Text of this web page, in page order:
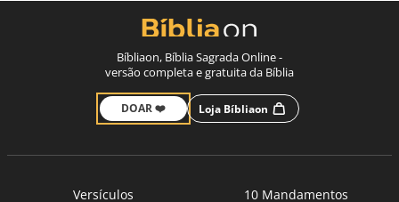
Bíbliaon, Bíblia Sagrada Online -
versão completa e gratuita da Bíblia
DOAR ❤️ Loja Bíbliaon
Versículos
10 Mandamentos